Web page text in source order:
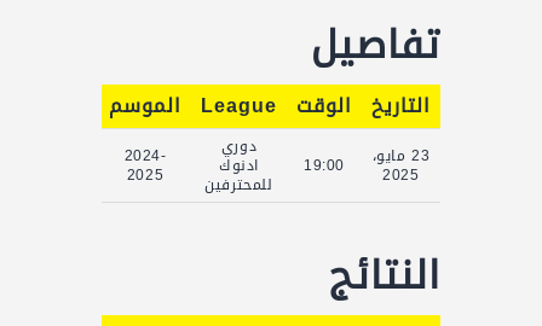
تفاصيل
التاريخ الوقت League الموسم
23 مايو،
2025
19:00
دوري
ادنوك
للمحترفين
2024-
2025
النتائج